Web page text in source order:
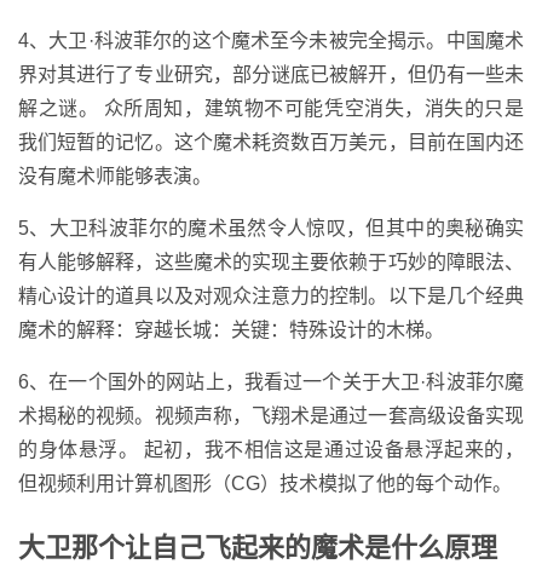
4、大卫·科波菲尔的这个魔术至今未被完全揭示。中国魔术
界对其进行了专业研究，部分谜底已被解开，但仍有一些未
解之谜。 众所周知，建筑物不可能凭空消失，消失的只是
我们短暂的记忆。这个魔术耗资数百万美元，目前在国内还
没有魔术师能够表演。
5、大卫科波菲尔的魔术虽然令人惊叹，但其中的奥秘确实
有人能够解释，这些魔术的实现主要依赖于巧妙的障眼法、
精心设计的道具以及对观众注意力的控制。以下是几个经典
魔术的解释：穿越长城：关键：特殊设计的木梯。
6、在一个国外的网站上，我看过一个关于大卫·科波菲尔魔
术揭秘的视频。视频声称，飞翔术是通过一套高级设备实现
的身体悬浮。 起初，我不相信这是通过设备悬浮起来的，
但视频利用计算机图形（CG）技术模拟了他的每个动作。
大卫那个让自己飞起来的魔术是什么原理